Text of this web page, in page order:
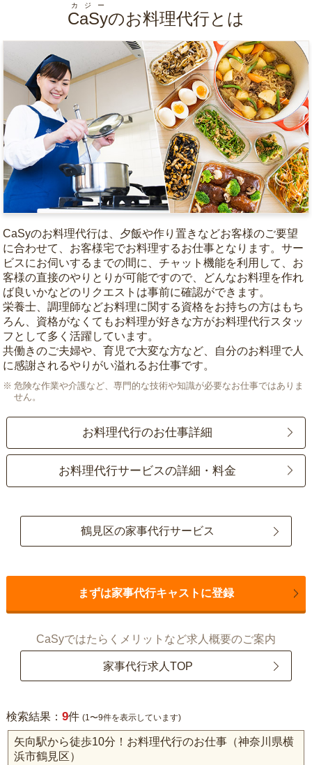
CaSy
カジー
のお料理代行とは
CaSyのお料理代行は、夕飯や作り置きなどお客様のご要望
に合わせて、お客様宅でお料理するお仕事となります。サー
ビスにお伺いするまでの間に、チャット機能を利用して、お
客様の直接のやりとりが可能ですので、どんなお料理を作れ
ば良いかなどのリクエストは事前に確認ができます。
栄養士、調理師などお料理に関する資格をお持ちの方はもち
ろん、資格がなくてもお料理が好きな方がお料理代行スタッ
フとして多く活躍しています。
共働きのご夫婦や、育児で大変な方など、自分のお料理で人
に感謝されるやりがい溢れるお仕事です。
危険な作業や介護など、専門的な技術や知識が必要なお仕事ではありま
せん。
お料理代行のお仕事詳細
お料理代行サービスの詳細・料金
鶴見区の家事代行サービス
まずは家事代行キャストに登録
CaSyではたらくメリットなど求人概要のご案内
家事代行求人TOP
検索結果： 9件 (1〜9件を表示しています)
矢向駅から徒歩10分！お料理代行のお仕事（神奈川県横
浜市鶴見区）